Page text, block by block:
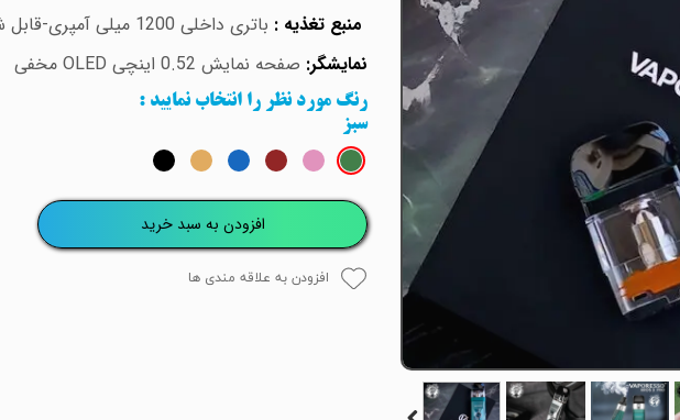
منبع تغذیه : باتری داخلی 1200 میلی آمپری-قابل شارژ
نمایشگر: صفحه نمایش 0.52 اینچی OLED مخفی
رنگ مورد نظر را انتخاب نمایید :
سبز
افزودن به سبد خرید
افزودن به علاقه مندی ها